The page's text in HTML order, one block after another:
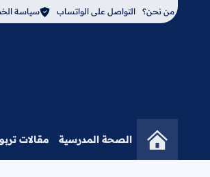
من نحن؟ التواصل على الواتساب سياسة
الصحة المدرسية مقالات